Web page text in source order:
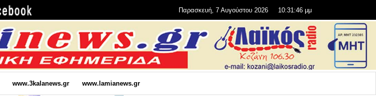
Παρασκευή, 7 Αυγούστου 2026 10:31:48 μμ
www.3kalanews.gr www.lamianews.gr